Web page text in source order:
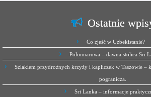
Ostatnie
Co zjeść w Uzbekistanie?
Polonnaruwa – dawna stolica Sri
Szlakiem przydrożnych krzyży i kapliczek w Taszowie –
pogranicza.
Sri Lanka – informacje